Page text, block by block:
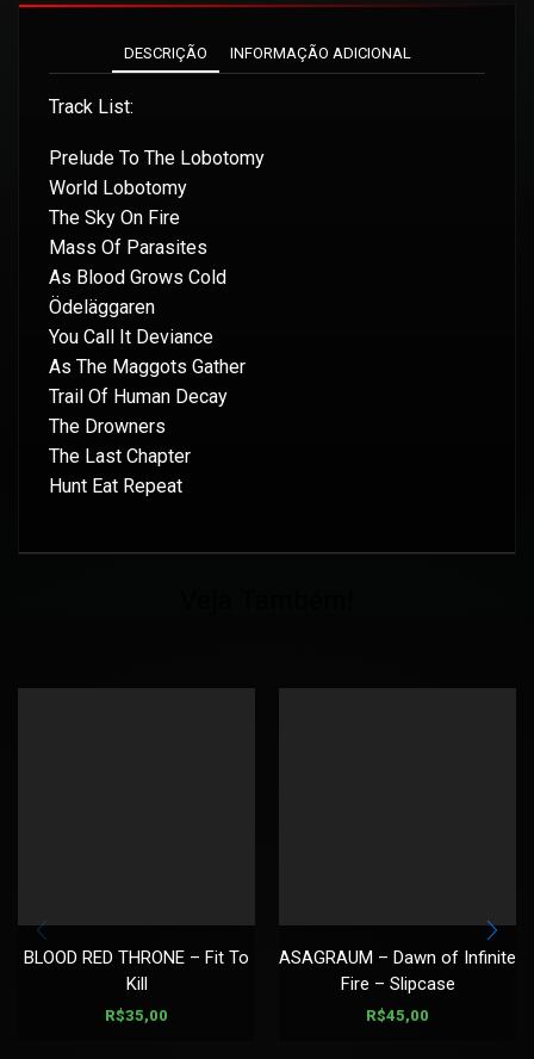
DESCRIÇÃO INFORMAÇÃO ADICIONAL
Track List:
Prelude To The Lobotomy
World Lobotomy
The Sky On Fire
Mass Of Parasites
As Blood Grows Cold
Ödeläggaren
You Call It Deviance
As The Maggots Gather
Trail Of Human Decay
The Drowners
The Last Chapter
Hunt Eat Repeat
BLOOD RED THRONE – Fit To
Kill
R$35,00
ASAGRAUM – Dawn of Infinite
Fire – Slipcase
R$45,00